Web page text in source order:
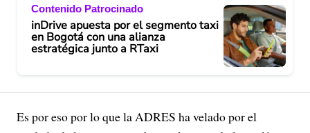
Contenido Patrocinado
inDrive apuesta por el segmento taxi
en Bogotá con una alianza
estratégica junto a RTaxi
Es por eso por lo que la ADRES ha velado por el